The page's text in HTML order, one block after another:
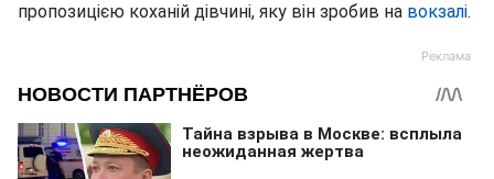
пропозицією коханій дівчині, яку він зробив на вокзалі.